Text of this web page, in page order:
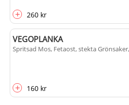
+ 260 kr
VEGOPLANKA
Spritsad Mos, Fetaost, stekta
+ 160 kr